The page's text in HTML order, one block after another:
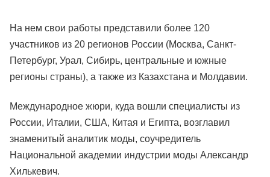
На нем свои работы представили более 120
участников из 20 регионов России (Москва, Санкт-
Петербург, Урал, Сибирь, центральные и южные
регионы страны), а также из Казахстана и Молдавии.
Международное жюри, куда вошли специалисты из
России, Италии, США, Китая и Египта, возглавил
знаменитый аналитик моды, соучредитель
Национальной академии индустрии моды Александр
Хилькевич.